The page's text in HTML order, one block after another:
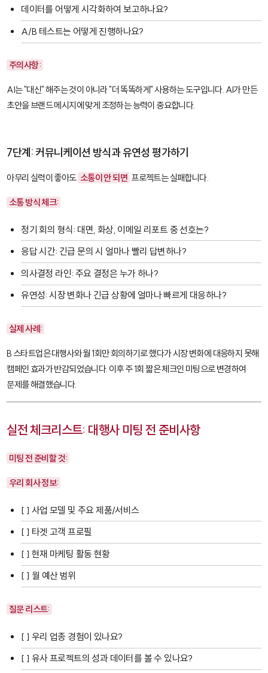
데이터를 어떻게 시각화하여 보고하나요?
A/B 테스트는 어떻게 진행하나요?
주의사항:
AI는 "대신" 해주는 것이 아니라 "더 똑똑하게" 사용하는 도구입니다. AI가 만든
초안을 브랜드 메시지에 맞게 조정하는 능력이 중요합니다.
7단계: 커뮤니케이션 방식과 유연성 평가하기
아무리 실력이 좋아도 소통이 안 되면 프로젝트는 실패합니다.
소통 방식 체크:
정기 회의 형식: 대면, 화상, 이메일 리포트 중 선호는?
응답 시간: 긴급 문의 시 얼마나 빨리 답변하나?
의사결정 라인: 주요 결정은 누가 하나?
유연성: 시장 변화나 긴급 상황에 얼마나 빠르게 대응하나?
실제 사례:
B 스타트업은 대행사와 월 1회만 회의하기로 했다가 시장 변화에 대응하지 못해
캠페인 효과가 반감되었습니다. 이후 주 1회 짧은 체크인 미팅으로 변경하여
문제를 해결했습니다.
실전 체크리스트: 대행사 미팅 전 준비사항
미팅 전 준비할 것:
우리 회사 정보:
[ ] 사업 모델 및 주요 제품/서비스
[ ] 타겟 고객 프로필
[ ] 현재 마케팅 활동 현황
[ ] 월 예산 범위
질문 리스트:
[ ] 우리 업종 경험이 있나요?
[ ] 유사 프로젝트의 성과 데이터를 볼 수 있나요?